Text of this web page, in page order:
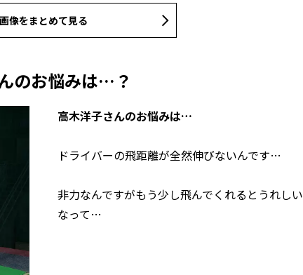
画像をまとめて見る
のお悩みは…？
高木洋子さんのお悩みは…
ドライバーの飛距離が全然伸びないんです…
非力なんですがもう少し飛んでくれるとうれしい
なって…